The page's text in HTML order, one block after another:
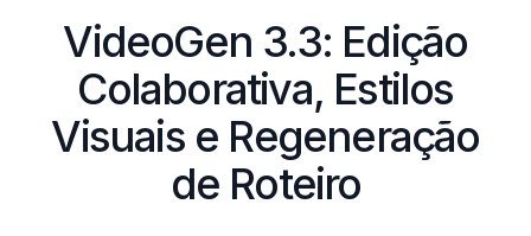
VideoGen 3.3: Edição
Colaborativa, Estilos
Visuais e Regeneração
de Roteiro